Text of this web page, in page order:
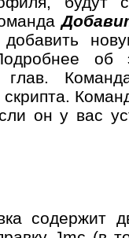
глав.
он у вас
содержит